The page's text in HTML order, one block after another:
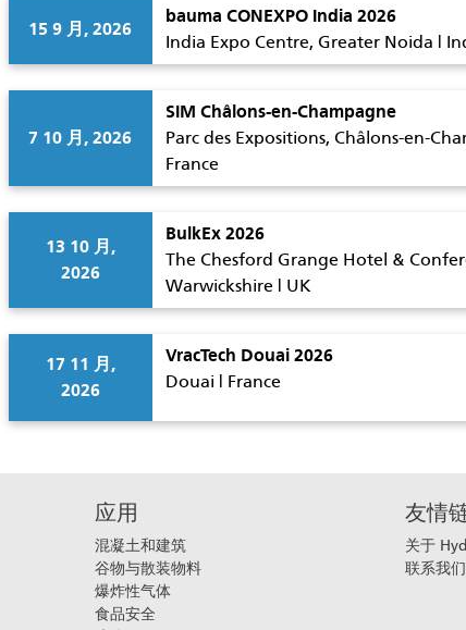
15 9 月, 2026
bauma CONEXPO India 2026
India Expo Centre, Greater Noida |
7 10 月, 2026
SIM Châlons-en-Champagne
Parc des Expositions, Châlons-en-
France
13 10 月,
2026
BulkEx 2026
The Chesford Grange Hotel &
Warwickshire | UK
17 11 月,
2026
VracTech Douai 2026
Douai | France
应用
混凝土和建筑
谷物与散装物料
爆炸性气体
食品安全
友情
关于
联系我们